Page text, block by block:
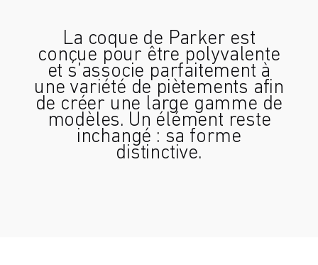
La coque de Parker est
conçue pour être polyvalente
et s’associe parfaitement à
une variété de piètements afin
de créer une large gamme de
modèles. Un élément reste
inchangé : sa forme
distinctive.